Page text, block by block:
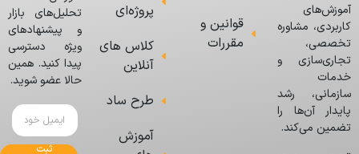
آموزش‌های
کاربردی، مشاوره
تخصصی،
تجاری‌سازی و
خدمات
سازمانی، رشد
پایدار آن‌ها را
تضمین می‌کند.
قوانین و
مقررات
پروژه‌ای
کلاس های
آنلاین
طرح ساد
آموزش
تحلیل‌های بازار
و پیشنهادهای
ویژه دسترسی
پیدا کنید. همین
حالا عضو شوید.
ثبت